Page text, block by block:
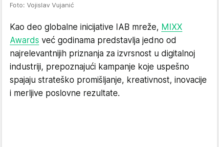
Foto: Vojislav Vujanić
Kao deo globalne inicijative IAB mreže, MIXX
Awards već godinama predstavlja jedno od
najrelevantnijih priznanja za izvrsnost u digitalnoj
industriji, prepoznajući kampanje koje uspešno
spajaju strateško promišljanje, kreativnost, inovacije
i merljive poslovne rezultate.